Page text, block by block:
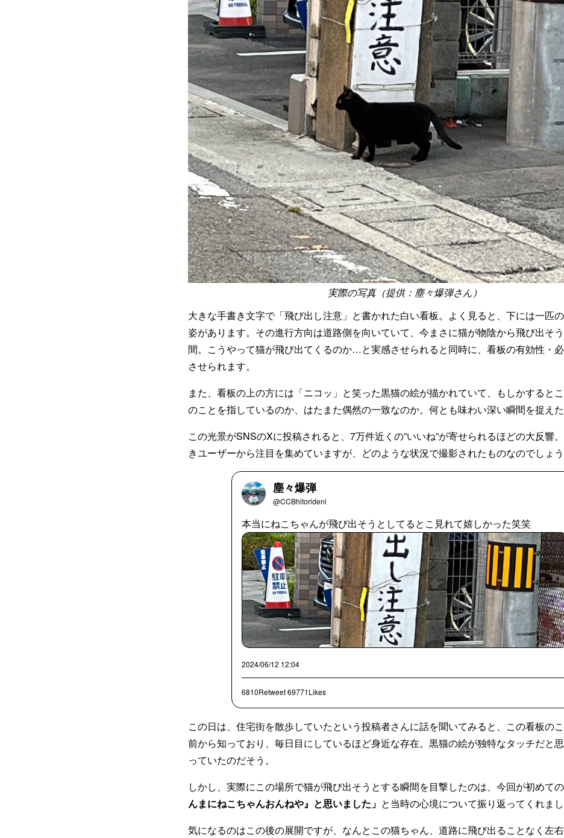
実際の写真（提供：塵々爆弾さん）
大きな手書き文字で「飛び出し注意」と書かれた白い看板。よく見ると、下には一匹
姿があります。その進行方向は道路側を向いていて、今まさに猫が物陰から飛び出そ
間。こうやって猫が飛び出てくるのか…と実感させられると同時に、看板の有効性・
させられます。
また、看板の上の方には「ニコッ」と笑った黒猫の絵が描かれていて、もしかすると
のことを指しているのか、はたまた偶然の一致なのか。何とも味わい深い瞬間を捉えた
この光景がSNSのXに投稿されると、7万件近くの”いいね”が寄せられるほどの大反響
きユーザーから注目を集めていますが、どのような状況で撮影されたものなのでしょう
塵々爆弾
@CCBhitorideni
本当にねこちゃんが飛び出そうとしてるとこ見れて嬉しかった笑笑
2024/06/12 12:04
6810Retweet69771Likes
この日は、住宅街を散歩していたという投稿者さんに話を聞いてみると、この看板の
前から知っており、毎日目にしているほど身近な存在。黒猫の絵が独特なタッチだと
っていたのだそう。
しかし、実際にこの場所で猫が飛び出そうとする瞬間を目撃したのは、今回が初めての
んまにねこちゃんおんねや』と思いました」 と当時の心境について振り返ってくれまし
気になるのはこの後の展開ですが、なんとこの猫ちゃん、道路に飛び出ることなく左